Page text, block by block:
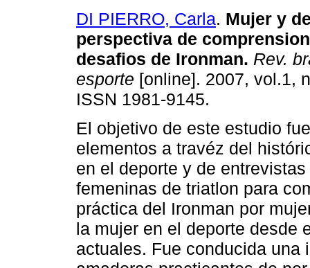
DI PIERRO, Carla. Mujer y
perspectiva de
desafios de Ironman. Rev.
esporte [online]. 2007, vol.1,
ISSN 1981-9145.
El objetivo de este estudio
elementos a travéz del
en el deporte y de
femeninas de triatlon para
práctica del Ironman por
la mujer en el deporte desde
actuales. Fue conducida una